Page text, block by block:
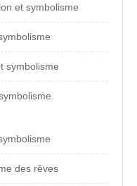
et symbolisme
symbolisme
des rêves